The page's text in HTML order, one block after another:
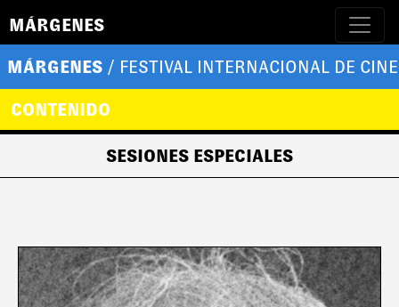
MÁRGENES
MÁRGENES / FESTIVAL INTERNACIONAL DE
CONTENIDO
SESIONES ESPECIALES